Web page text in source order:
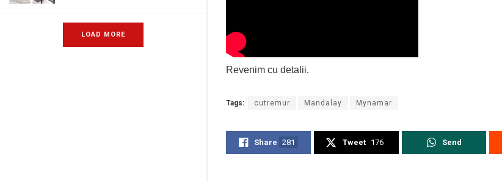
LOAD MORE
Revenim cu detalii.
Tags: cutremur Mandalay Mynamar
Share 281 Tweet 176 Send